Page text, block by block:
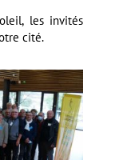
les invités
cité.